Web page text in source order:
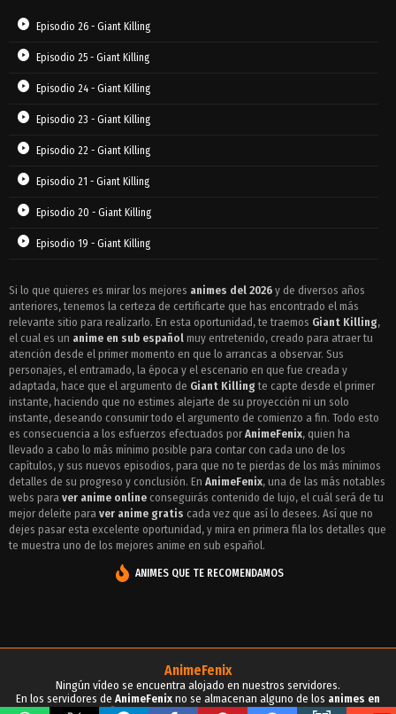
Episodio 26 - Giant Killing
Episodio 25 - Giant Killing
Episodio 24 - Giant Killing
Episodio 23 - Giant Killing
Episodio 22 - Giant Killing
Episodio 21 - Giant Killing
Episodio 20 - Giant Killing
Episodio 19 - Giant Killing
Episodio 17 - Giant Killing
Episodio 16 - Giant Killing
Episodio 15 - Giant Killing
Episodio 14 - Giant Killing
Episodio 13 - Giant Killing
Episodio 12 - Giant Killing
Episodio 11 - Giant Killing
Episodio 10 - Giant Killing
Episodio 9 - Giant Killing
Episodio 8 - Giant Killing
Episodio 6 - Giant Killing
Episodio 5 - Giant Killing
Episodio 4 - Giant Killing
Si lo que quieres es mirar los mejores animes del 2026 y de diversos años
anteriores, tenemos la certeza de certificarte que has encontrado el más
relevante sitio para realizarlo. En esta oportunidad, te traemos Giant Killing,
el cual es un anime en sub español muy entretenido, creado para atraer tu
atención desde el primer momento en que lo arrancas a observar. Sus
personajes, el entramado, la época y el escenario en que fue creada y
adaptada, hace que el argumento de Giant Killing te capte desde el primer
instante, haciendo que no estimes alejarte de su proyección ni un solo
instante, deseando consumir todo el argumento de comienzo a fin. Todo esto
es consecuencia a los esfuerzos efectuados por AnimeFenix, quien ha
llevado a cabo lo más mínimo posible para contar con cada uno de los
capítulos, y sus nuevos episodios, para que no te pierdas de los más mínimos
detalles de su progreso y conclusión. En AnimeFenix, una de las más notables
webs para ver anime online conseguirás contenido de lujo, el cuál será de tu
mejor deleite para ver anime gratis cada vez que así lo desees. Así que no
dejes pasar esta excelente oportunidad, y mira en primera fila los detalles que
te muestra uno de los mejores anime en sub español.
ANIMES QUE TE RECOMENDAMOS
AnimeFenix
Ningún vídeo se encuentra alojado en nuestros servidores.
En los servidores de AnimeFenix no se almacenan alguno de los animes en